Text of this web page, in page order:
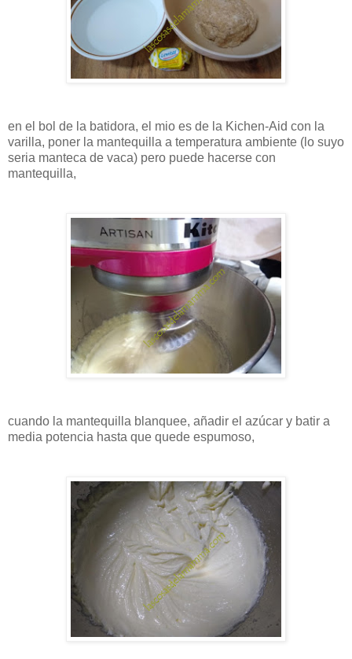
en el bol de la batidora, el mio es de la Kichen-Aid con la
varilla, poner la mantequilla a temperatura ambiente (lo suyo
seria manteca de vaca) pero puede hacerse con
mantequilla,
cuando la mantequilla blanquee, añadir el azúcar y batir a
media potencia hasta que quede espumoso,